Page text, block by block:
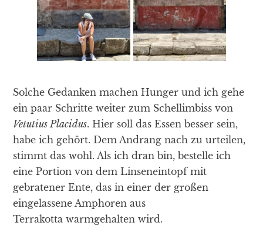
Solche Gedanken machen Hunger und ich gehe
ein paar Schritte weiter zum Schellimbiss von
Vetutius Placidus. Hier soll das Essen besser sein,
habe ich gehört. Dem Andrang nach zu urteilen,
stimmt das wohl. Als ich dran bin, bestelle ich
eine Portion von dem Linseneintopf mit
gebratener Ente, das in einer der großen
eingelassene Amphoren aus
Terrakotta warmgehalten wird.